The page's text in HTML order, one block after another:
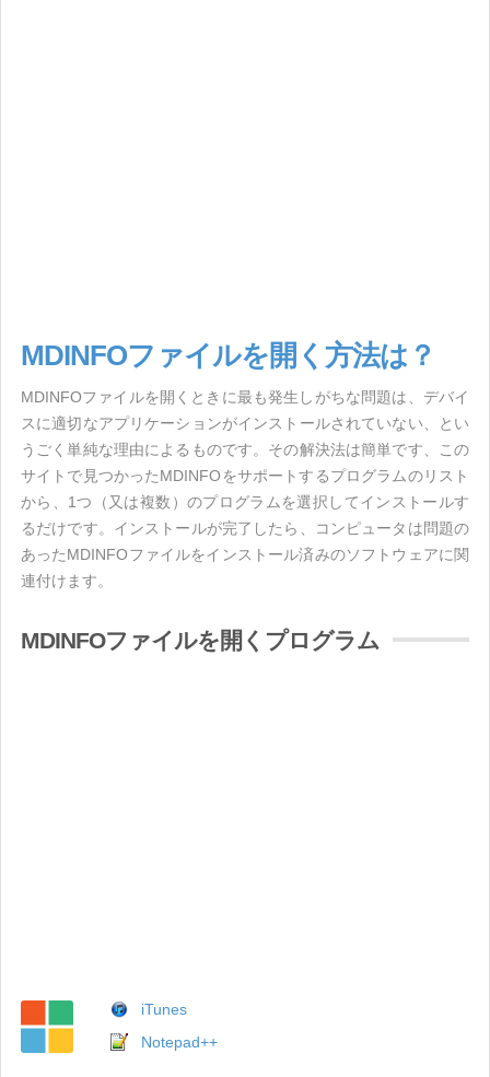
MDINFOファイルを開く方法は？
MDINFOファイルを開くときに最も発生しがちな問題は、デバイ
スに適切なアプリケーションがインストールされていない、とい
うごく単純な理由によるものです。その解決法は簡単です、この
サイトで見つかったMDINFOをサポートするプログラムのリスト
から、1つ（又は複数）のプログラムを選択してインストールす
るだけです。インストールが完了したら、コンピュータは問題の
あったMDINFOファイルをインストール済みのソフトウェアに関
連付けます。
MDINFOファイルを開くプログラム
iTunes
Notepad++